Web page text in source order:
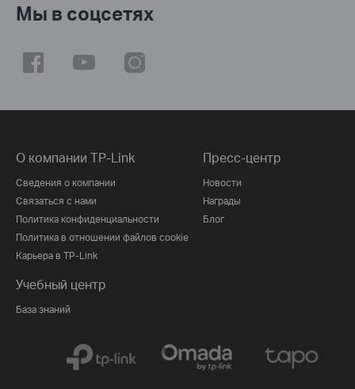
Мы в соцсетях
О компании TP-Link
Сведения о компании
Связаться с нами
Политика конфиденциальности
Политика в отношении файлов cookie
Карьера в TP-Link
Пресс-центр
Новости
Награды
Блог
Учебный центр
База знаний